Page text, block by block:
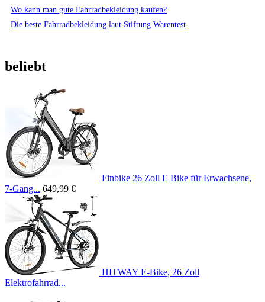
Wo kann man gute Fahrradbekleidung kaufen?
Die beste Fahrradbekleidung laut Stiftung Warentest
beliebt
Finbike 26 Zoll E Bike für Erwachsene,
7-Gang... 649,99 €
HITWAY E-Bike, 26 Zoll
Elektrofahrrad...